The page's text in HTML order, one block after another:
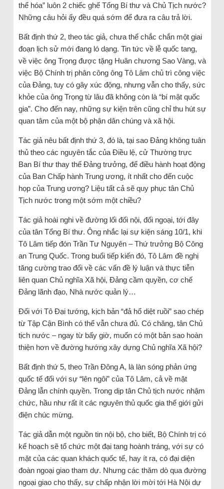
thể hóa” luôn 2 chiếc ghế Tổng Bí thư và Chủ Tịch nước?
Những câu hỏi ấy đều quá sớm để đưa ra câu trả lời.
Bất định thứ 2, theo tác giả, chưa thể chắc chắn một giai
đoạn lịch sử mới đang ló dạng. Tin tức về lễ quốc tang,
về việc ông Trọng được tặng Huân chương Sao Vàng, và
việc Bộ Chính trị phân công ông Tô Lâm chủ trì công việc
của Đảng, tuy có gây xúc động, nhưng vẫn cho thấy, sức
khỏe của ông Trọng từ lâu đã không còn là “bí mật quốc
gia”. Cho đến nay, những sự kiện trên cũng chỉ thu hút sự
quan tâm của một bộ phận dân chúng và xã hội.
Tác giả nêu bất định thứ 3, đó là, tại sao Đảng không tuân
thủ theo các nguyên tắc của Điều lệ, cử Thường trực
Ban Bí thư thay thế Đảng trưởng, để điều hành hoạt động
của Ban Chấp hành Trung ương, ít nhất cho đến cuộc
họp của Trung ương? Liệu tất cả sẽ quy phục tân Chủ
Tịch nước trong một sớm một chiều?
Tác giả hoài nghi về đường lối đối nội, đối ngoại, tới đây
của tân Tổng Bí thư. Ông nhắc lại sự kiện sáng 10/1, khi
Tô Lâm tiếp đón Trần Tư Nguyên – Thứ trưởng Bộ Công
an Trung Quốc. Trong buổi tiếp kiến đó, Tô Lâm đề nghị
tăng cường trao đổi về các vấn đề lý luận và thực tiễn
liên quan Chủ nghĩa Xã hội, Đảng cầm quyền, cơ chế
Đảng lãnh đạo, Nhà nước quản lý…
Đối với Tô Đại tướng, kịch bản “đả hổ diệt ruồi” sao chép
từ Tập Cận Bình có thể vẫn chưa đủ. Có chăng, tân Chủ
tịch nước – ngay từ bấy giờ, muốn có một bản sao hoàn
thiện hơn về đường hướng xây dựng Chủ nghĩa Xã hội?
Bất định thứ 5, theo Trần Đông A, là làn sóng phản ứng
quốc tế đối với sự “lên ngôi” của Tô Lâm, cả về mặt
Đảng lẫn chính quyền. Trong dịp tân Chủ tịch nước nhậm
chức, hầu như rất ít các nguyên thủ quốc gia thế giới gửi
điện chúc mừng.
Tác giả dẫn một nguồn tin nội bộ, cho biết, Bộ Chính trị có
kế hoạch sẽ tổ chức một đại tang hoành tráng, với sự có
mặt của các quan khách quốc tế, hay ít ra, có đại diện
đoàn ngoại giao tham dự. Nhưng các thăm dò qua đường
ngoại giao cho thấy, sự chấp nhận lời mời tới Hà Nội dự